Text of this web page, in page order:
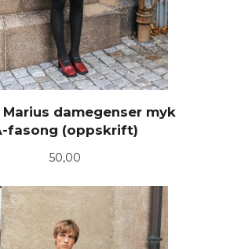
Marius damegenser myk
fasong (oppskrift)
Pris
50,00